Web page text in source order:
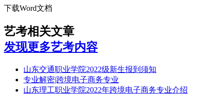
下载Word文档
艺考相关文章
发现更多艺考内容
山东交通职业学院2022级新生报到须知
专业解密|跨境电子商务专业
山东理工职业学院2022年跨境电子商务专业介绍